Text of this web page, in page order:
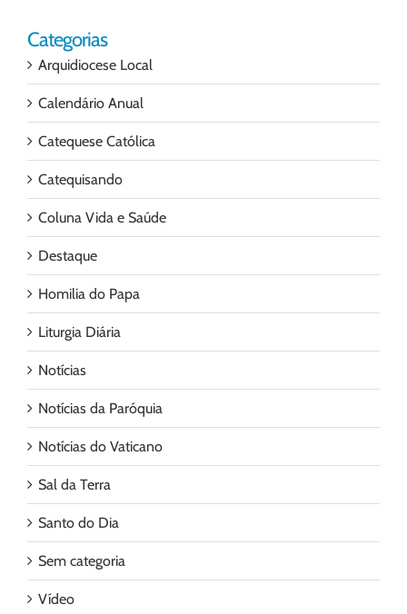
Categorias
Arquidiocese Local
Calendário Anual
Catequese Católica
Catequisando
Coluna Vida e Saúde
Destaque
Homilia do Papa
Liturgia Diária
Notícias
Notícias da Paróquia
Notícias do Vaticano
Sal da Terra
Santo do Dia
Sem categoria
Vídeo